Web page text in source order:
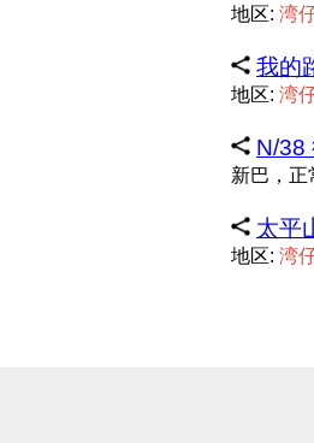
地区: 湾
我的
地区: 湾
N/38
新巴，正
太平
地区: 湾